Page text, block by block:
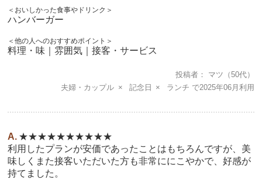
＜おいしかった食事やドリンク＞
ハンバーガー
＜他の人へのおすすめポイント＞
料理・味｜雰囲気｜接客・サービス
投稿者 マツ （50代）
夫婦・カップル
記念日 ランチ 2025年06月
★★★★★★★★★★
利用したプランが安価であったことはもちろんですが、美
味しくまた接客いただいた方も非常ににこやかで、好感が
持てました。